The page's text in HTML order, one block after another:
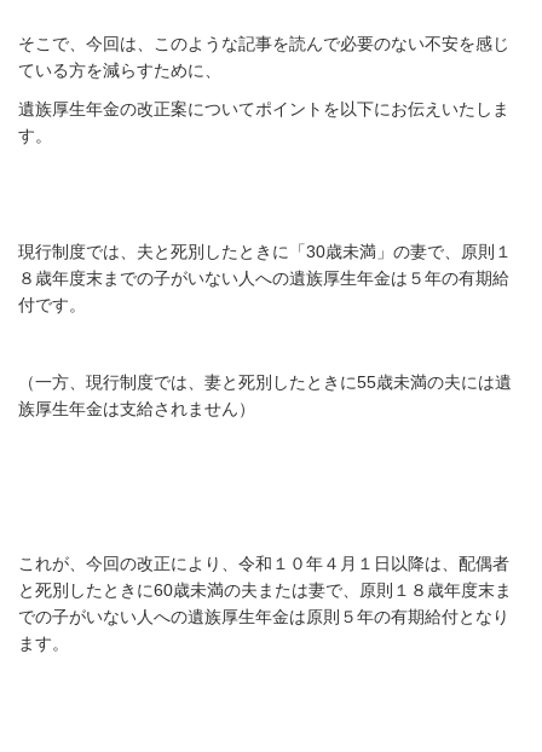
そこで、今回は、このような記事を読んで必要のない不安を感じ
ている方を減らすために、
遺族厚生年金の改正案についてポイントを以下にお伝えいたしま
す。
現行制度では、夫と死別したときに「30歳未満」の妻で、
原則１
８歳年度末までの子がいない人への遺族厚生年金は ５年の有期給
付です。
（一方、現行制度では、妻と死別したときに55歳未満の夫には遺
族厚生年金は支給されません）
これが、今回の改正により、令和１０年４月１日以降は、配偶者
と死別した ときに60歳未満の夫または妻で、原則１８歳年度末ま
での子がいない人への遺族厚生年金は原則５年の有期給付となり
ます。